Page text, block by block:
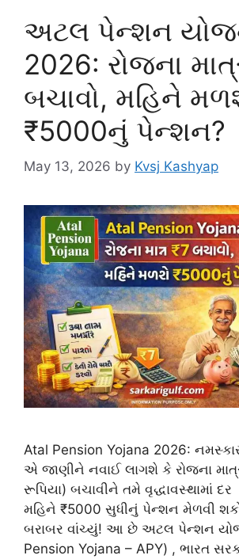
અટલ પેન્શન
2026: રોજના
બચાવો, મહિને
₹5000નું પેન્શન?
May 13, 2026 by Kvsj Kashyap
Atal Pension Yojana 2026:
એ જાણીને નવાઈ લાગશે કે રોજના
રૂપિયા) બચાવીને તમે વૃદ્ધાવસ્થામાં દર
મહિને ₹5000 સુધીનું પેન્શન મેળવી
બરાબર વાંચ્યું! આ છે અટલ પેન્શન
Pension Yojana – APY) , ભારત